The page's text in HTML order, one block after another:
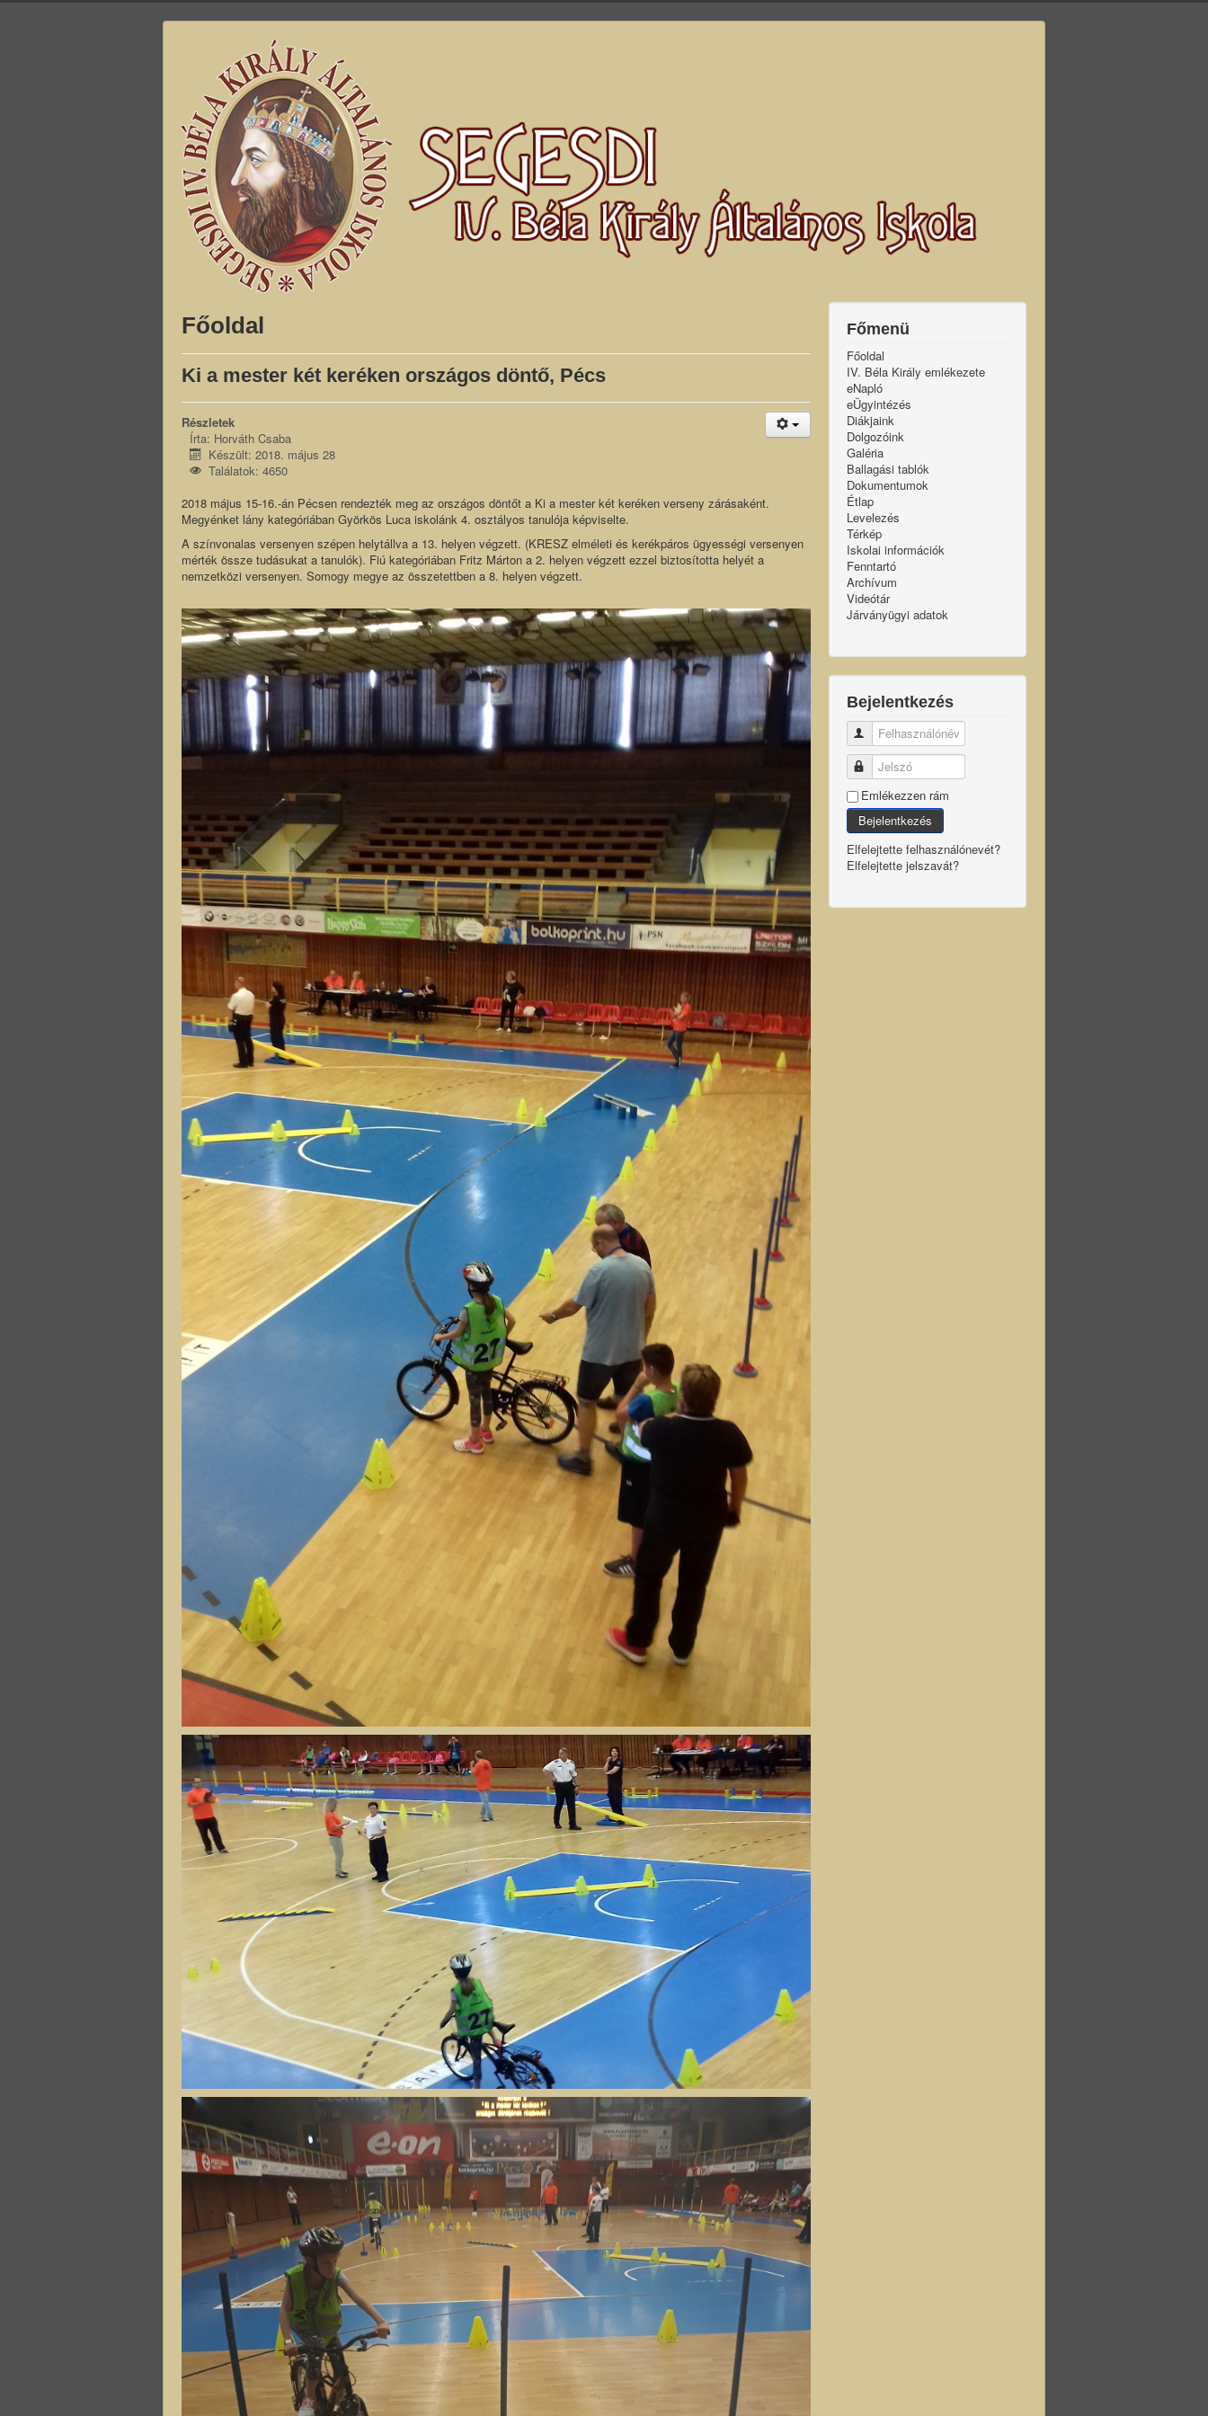
Főoldal
Ki a mester két keréken országos döntő, Pécs
Részletek
Írta: Horváth Csaba
Készült: 2018. május 28
Találatok: 4650
2018 május 15-16.-án Pécsen rendezték meg az országos döntőt a Ki a mester két keréken verseny zárásaként.
Megyénket lány kategóriában Györkös Luca iskolánk 4. osztályos tanulója képviselte.
A színvonalas versenyen szépen helytállva a 13. helyen végzett. (KRESZ elméleti és kerékpáros ügyességi versenyen
mérték össze tudásukat a tanulók). Fiú kategóriában Fritz Márton a 2. helyen végzett ezzel biztosította helyét a
nemzetközi versenyen. Somogy megye az összetettben a 8. helyen végzett.
Főmenü
Főoldal
IV. Béla Király emlékezete
eNapló
eÜgyintézés
Diákjaink
Dolgozóink
Galéria
Ballagási tablók
Dokumentumok
Étlap
Levelezés
Térkép
Iskolai információk
Fenntartó
Archívum
Videótár
Járványügyi adatok
Bejelentkezés
Felhasználónév
Jelszó
Emlékezzen rám
Bejelentkezés
Elfelejtette felhasználónevét?
Elfelejtette jelszavát?